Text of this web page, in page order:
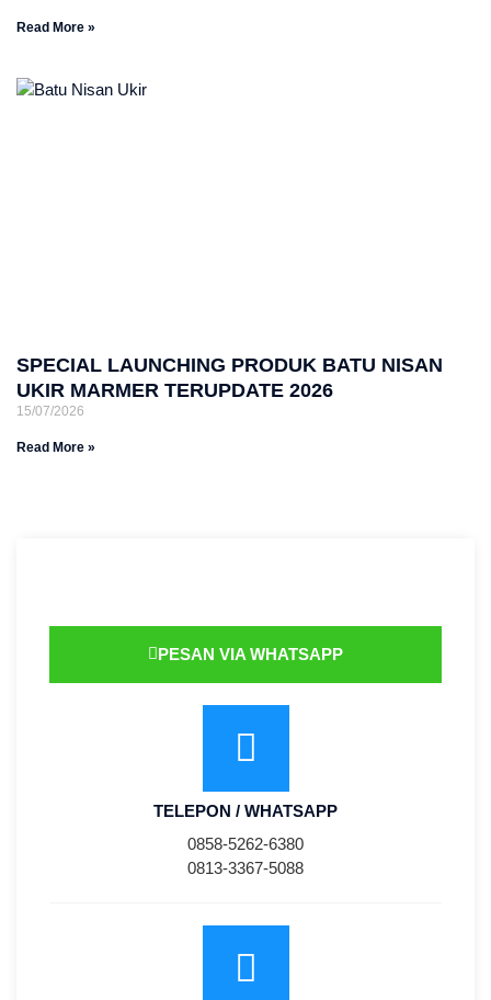
Read More »
SPECIAL LAUNCHING PRODUK BATU NISAN
UKIR MARMER TERUPDATE 2026
15/07/2026
Read More »
PESAN VIA WHATSAPP
TELEPON / WHATSAPP
0858-5262-6380
0813-3367-5088